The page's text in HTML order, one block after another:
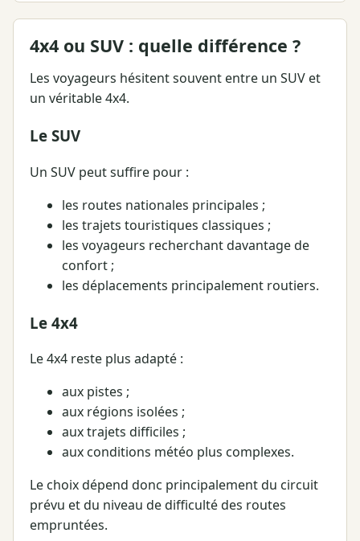
4x4 ou SUV : quelle différence ?
Les voyageurs hésitent souvent entre un SUV et
un véritable 4x4.
Le SUV
Un SUV peut suffire pour :
les routes nationales principales ;
les trajets touristiques classiques ;
les voyageurs recherchant davantage de
confort ;
les déplacements principalement routiers.
Le 4x4
Le 4x4 reste plus adapté :
aux pistes ;
aux régions isolées ;
aux trajets difficiles ;
aux conditions météo plus complexes.
Le choix dépend donc principalement du circuit
prévu et du niveau de difficulté des routes
empruntées.